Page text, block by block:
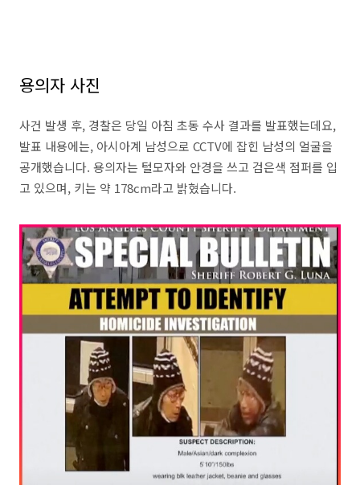
용의자 사진
사건 발생 후, 경찰은 당일 아침 초동 수사 결과를 발표했는데요,
발표 내용에는, 아시아계 남성으로 CCTV에 잡힌 남성의 얼굴을
공개했습니다. 용의자는 털모자와 안경을 쓰고 검은색 점퍼를 입
고 있으며, 키는 약 178cm라고 밝혔습니다.